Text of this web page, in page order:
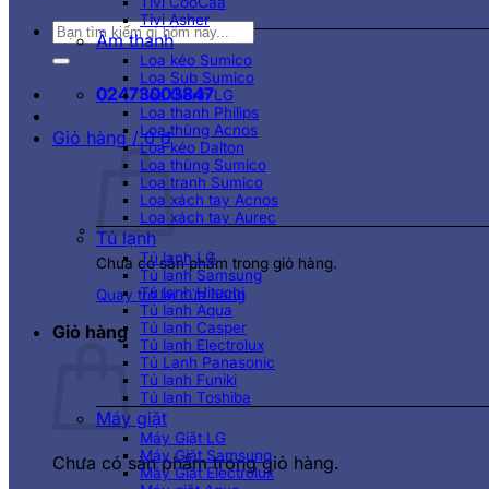
Tìm
kiếm:
02473003847
Giỏ hàng /0₫
Chưa có sản phẩm trong giỏ hàng.
Quay trở lại cửa hàng
Giỏ hàng
Chưa có sản phẩm trong giỏ hàng.
Tivi Asher
Âm thanh
Loa kéo Sumico
Loa Sub Sumico
Loa thanh LG
Loa thanh Philips
Loa thùng Acnos
Loa kéo Dalton
Loa thùng Sumico
Loa tranh Sumico
Loa xách tay Acnos
Loa xách tay Aurec
Tủ lạnh
Tủ lạnh LG
Tủ lạnh Samsung
Tủ lạnh Hitachi
Tủ lạnh Aqua
Tủ lạnh Casper
Tủ lạnh Electrolux
Tủ Lạnh Panasonic
Tủ lạnh Funiki
Tủ lạnh Toshiba
Máy giặt
Máy Giặt LG
Máy Giặt Samsung
Máy Giặt Electrolux